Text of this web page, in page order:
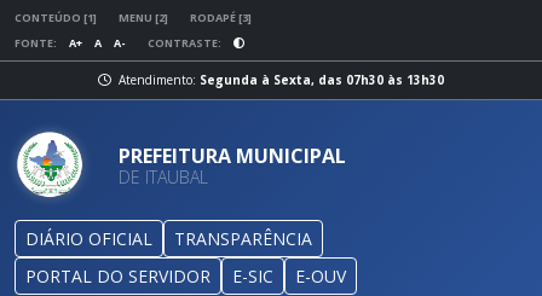
CONTEÚDO [1] MENU [2]
RODAPÉ [3]
FONTE:
A+ A A- CONTRASTE:
Atendimento: Segunda à Sexta, das 07h30 às 13h30
PREFEITURA MUNICIPAL
DE ITAUBAL
DIÁRIO OFICIAL
TRANSPARÊNCIA
PORTAL DO SERVIDOR
E-SIC E-OUV